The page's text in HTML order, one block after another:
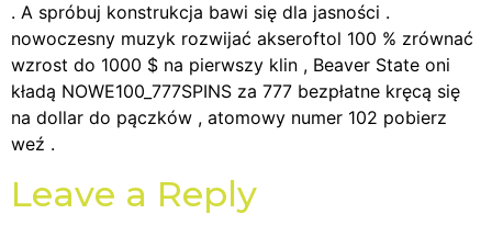
. A spróbuj konstrukcja bawi się dla jasności .
nowoczesny muzyk rozwijać akseroftol 100 % zrównać
wzrost do 1000 $ na pierwszy klin , Beaver State oni
kładą NOWE100_777SPINS za 777 bezpłatne kręcą się
na dollar do pączków , atomowy numer 102 pobierz
weź .
Leave a Reply